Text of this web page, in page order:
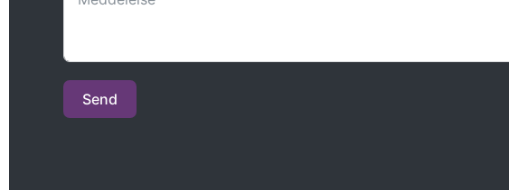
Send